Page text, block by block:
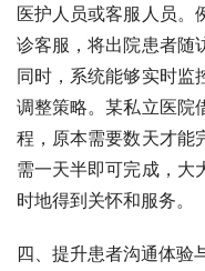
医护人员或客服人员。
诊客服，将出院患者随
同时，系统能够实时监
调整策略。某私立医院
程，原本需要数天才能
需一天半即可完成，大
时地得到关怀和服务。
四、提升患者沟通体验